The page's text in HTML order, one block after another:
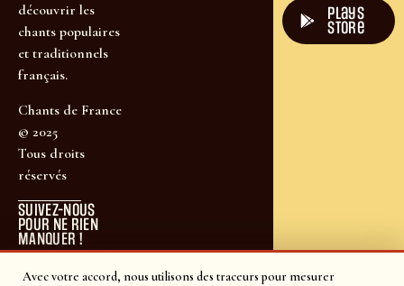
Avec votre accord, nous utilisons des traceurs pour mesurer
découvrir les
chants populaires
et traditionnels
français.
Chants de France
© 2025
Tous droits
réservés
SUIVEZ-NOUS
POUR NE RIEN
MANQUER !
plays
store